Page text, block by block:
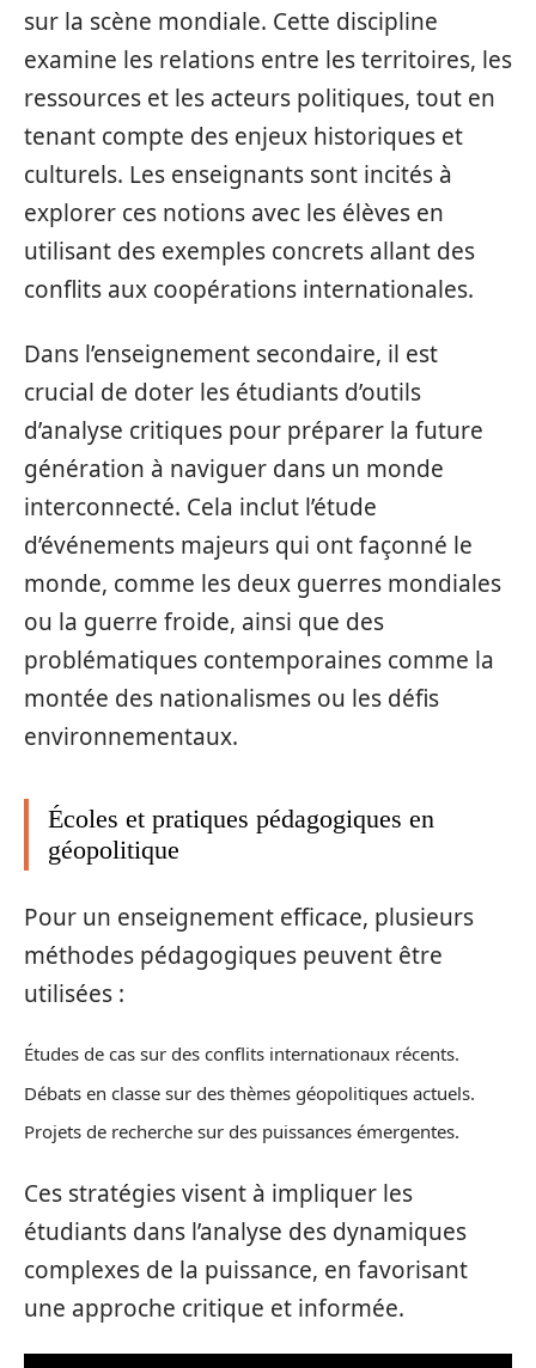
sur la scène mondiale. Cette discipline
examine les relations entre les territoires, les
ressources et les acteurs politiques, tout en
tenant compte des enjeux historiques et
culturels. Les enseignants sont incités à
explorer ces notions avec les élèves en
utilisant des exemples concrets allant des
conflits aux coopérations internationales.
Dans l’enseignement secondaire, il est
crucial de doter les étudiants d’outils
d’analyse critiques pour préparer la future
génération à naviguer dans un monde
interconnecté. Cela inclut l’étude
d’événements majeurs qui ont façonné le
monde, comme les deux guerres mondiales
ou la guerre froide, ainsi que des
problématiques contemporaines comme la
montée des nationalismes ou les défis
environnementaux.
Écoles et pratiques pédagogiques en
géopolitique
Pour un enseignement efficace, plusieurs
méthodes pédagogiques peuvent être
utilisées :
Études de cas sur des conflits internationaux récents.
Débats en classe sur des thèmes géopolitiques actuels.
Projets de recherche sur des puissances émergentes.
Ces stratégies visent à impliquer les
étudiants dans l’analyse des dynamiques
complexes de la puissance, en favorisant
une approche critique et informée.